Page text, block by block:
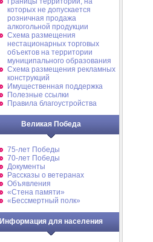
которых не допускается
розничная продажа
алкогольной продукции
Схема размещения
нестационарных торговых
объектов на территории
муниципального образования
Схема размещения рекламных
конструкций
Имущественная поддержка
Полезные ссылки
Правила благоустройства
Великая Победа
75-лет Победы
70-лет Победы
Документы
Рассказы о ветеранах
Объявления
«Стена памяти»
«Бессмертный полк»
Информация для населения